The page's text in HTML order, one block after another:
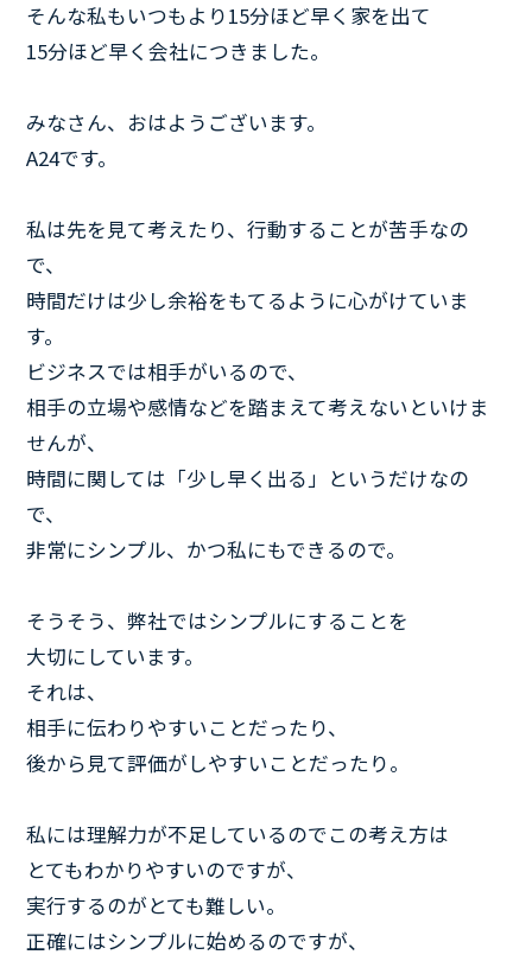
そんな私もいつもより15分ほど早く家を出て
15分ほど早く会社につきました。
みなさん、おはようございます。
A24です。
私は先を見て考えたり、行動することが苦手なの
で、
時間だけは少し余裕をもてるように心がけていま
す。
ビジネスでは相手がいるので、
相手の立場や感情などを踏まえて考えないといけま
せんが、
時間に関しては「少し早く出る」というだけなの
で、
非常にシンプル、かつ私にもできるので。
そうそう、弊社ではシンプルにすることを
大切にしています。
それは、
相手に伝わりやすいことだったり、
後から見て評価がしやすいことだったり。
私には理解力が不足しているのでこの考え方は
とてもわかりやすいのですが、
実行するのがとても難しい。
正確にはシンプルに始めるのですが、